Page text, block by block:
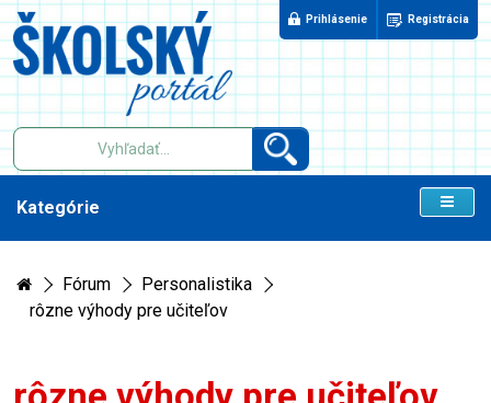
Prihlásenie Registrácia
Kategórie
Fórum
Personalistika
rôzne výhody pre učiteľov